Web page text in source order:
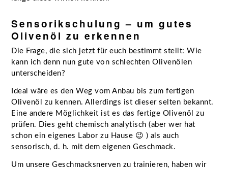
Sensorikschulung – um gutes
Olivenöl zu erkennen
Die Frage, die sich jetzt für euch bestimmt stellt: Wie
kann ich denn nun gute von schlechten Olivenölen
unterscheiden?
Ideal wäre es den Weg vom Anbau bis zum fertigen
Olivenöl zu kennen. Allerdings ist dieser selten bekannt.
Eine andere Möglichkeit ist es das fertige Olivenöl zu
prüfen. Dies geht chemisch analytisch (aber wer hat
schon ein eigenes Labor zu Hause 😉 ) als auch
sensorisch, d. h. mit dem eigenen Geschmack.
Um unsere Geschmacksnerven zu trainieren, haben wir